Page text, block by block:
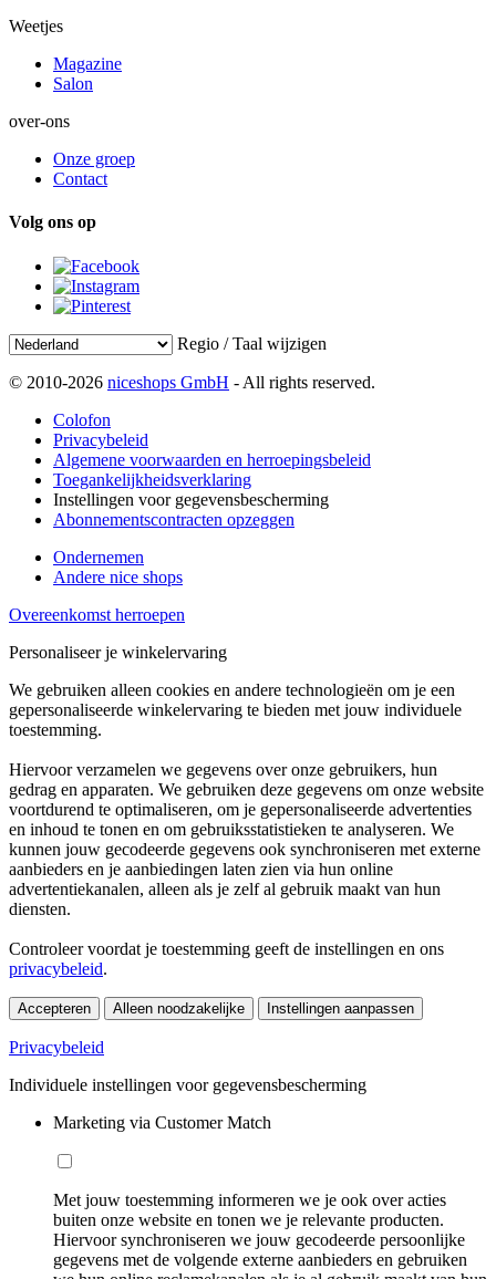
Weetjes
Magazine
Salon
over-ons
Onze groep
Contact
Volg ons op
Regio / Taal wijzigen
© 2010-2026 niceshops GmbH - All rights reserved.
Colofon
Privacybeleid
Algemene voorwaarden en herroepingsbeleid
Toegankelijkheidsverklaring
Instellingen voor gegevensbescherming
Abonnementscontracten opzeggen
Ondernemen
Andere nice shops
Overeenkomst herroepen
Personaliseer je winkelervaring
We gebruiken alleen cookies en andere technologieën om je een
gepersonaliseerde winkelervaring te bieden met jouw individuele
toestemming.
Hiervoor verzamelen we gegevens over onze gebruikers, hun
gedrag en apparaten. We gebruiken deze gegevens om onze website
voortdurend te optimaliseren, om je gepersonaliseerde advertenties
en inhoud te tonen en om gebruiksstatistieken te analyseren. We
kunnen jouw gecodeerde gegevens ook synchroniseren met externe
aanbieders en je aanbiedingen laten zien via hun online
advertentiekanalen, alleen als je zelf al gebruik maakt van hun
diensten.
Controleer voordat je toestemming geeft de instellingen en ons
privacybeleid.
Accepteren Alleen noodzakelijke Instellingen aanpassen
Privacybeleid
Individuele instellingen voor gegevensbescherming
Marketing via Customer Match
Met jouw toestemming informeren we je ook over acties
buiten onze website en tonen we je relevante producten.
Hiervoor synchroniseren we jouw gecodeerde persoonlijke
gegevens met de volgende externe aanbieders en gebruiken